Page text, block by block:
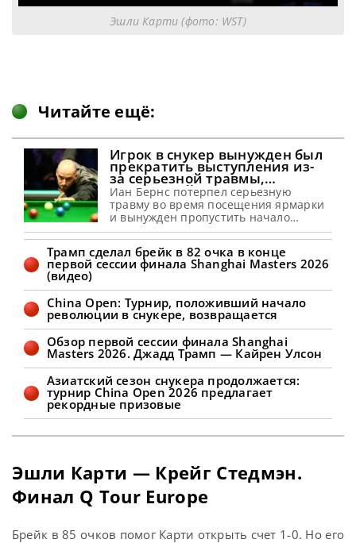
Эшли Карти (фото: WST)
Читайте ещё:
Игрок в снукер вынужден был
прекратить выступления из-
за серьезной травмы,
полученной на аттракционе
Иан Бернс потерпел серьезную
травму во время посещения ярмарки
и вынужден пропустить начало
снукерного сезона 2026-27, сообщает
metrouk Иан Бернс провел две недели
в постельном режиме и был вынужден
отказаться от участия в ряде
получил травму спины во время
посещения аттракциона. Спортсмен,
занимающий 74-е место в мировом
рейтинге, продемонстрировал
многообещающие
Трамп сделал брейк в 82 очка в конце
первой сессии финала Shanghai Masters 2026
(видео)
China Open: Турнир, положивший начало
революции в снукере, возвращается
Обзор первой сессии финала Shanghai
Masters 2026. Джадд Трамп — Кайрен Улсон
Азиатский сезон снукера продолжается:
турнир China Open 2026 предлагает
рекордные призовые
Эшли Карти — Крейг Стедмэн.
Финал Q Tour Europe
Брейк в 85 очков помог Карти открыть счет 1-0. Но его